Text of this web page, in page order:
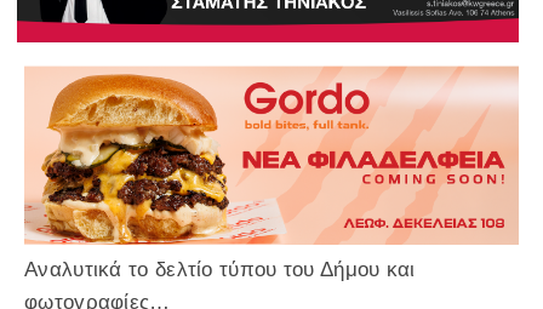
Αναλυτικά το δελτίο τύπου του Δήμου και
φωτογραφίες…